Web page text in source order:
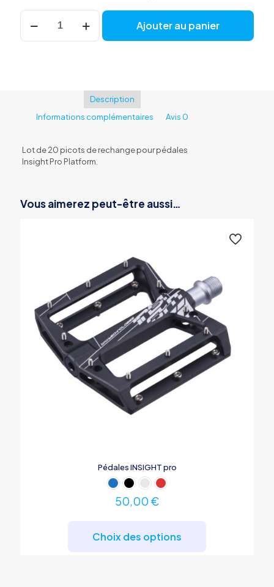
quantité
Picots
Ajouter au panier
Description
Informations complémentaires
Avis 0
Lot de 20 picots de rechange pour pédales
Insight Pro Platform.
Vous aimerez peut-être aussi…
Pédales INSIGHT pro
50,00 €
Choix des options